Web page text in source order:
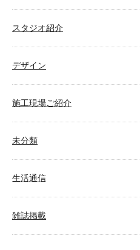
スタジオ紹介
デザイン
施工現場ご紹介
未分類
生活通信
雑誌掲載